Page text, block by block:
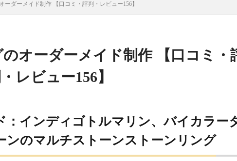
ーダーメイド制作 【口コミ・評判・レビュー156】
オーダーメイド制作 【口コミ・
レビュー156】
：インディゴトルマリン、バイカラー
ンのマルチストーンストーンリング